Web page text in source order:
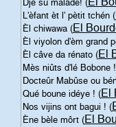
Djè sû malâde! (
L'èfant èt l' pètit tchén (
Èl chiwawa (El
Èl viyolon d'èm grand
Èl câve da rénato (El
Mès niûts d'lé Bobone
Docteûr Mabûse ou
Qué boune idéye ! (El
Nos vijins ont bagui ! (
Ène bèle môrt (El